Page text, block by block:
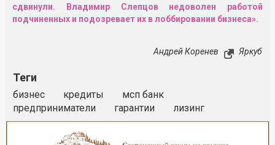
сдвинули. Владимир Слепцов недоволен работой
подчиненных и подозревает их в лоббировании бизнеса».
Андрей Коренев Яркуб
Теги
бизнес кредиты
мсп банк
предприниматели
гарантии лизинг